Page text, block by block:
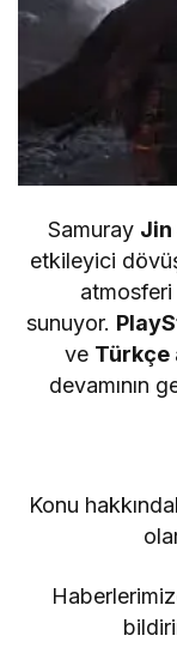
Samuray Jin
etkileyici
atmosferi
sunuyor.
ve Türkçe
devamının
Konu